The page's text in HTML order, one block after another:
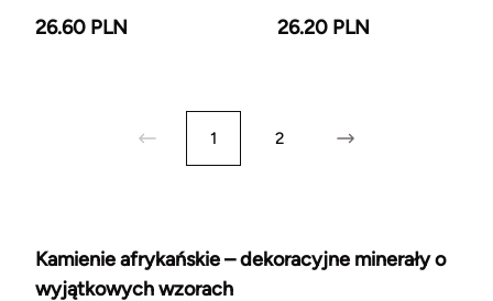
26.60 PLN 26.20 PLN
1 2
Kamienie afrykańskie – dekoracyjne minerały o
wyjątkowych wzorach